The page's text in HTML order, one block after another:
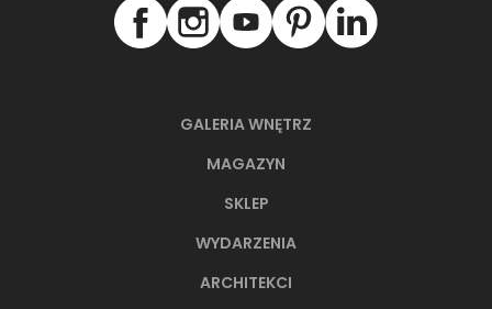
GALERIA WNĘTRZ
MAGAZYN
SKLEP
WYDARZENIA
ARCHITEKCI